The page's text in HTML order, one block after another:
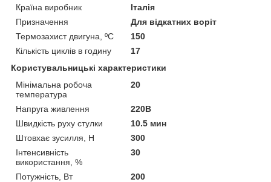
Країна виробник
Італія
Призначення
Для відкатних воріт
Термозахист двигуна, ºС
150
Кількість циклів в годину
17
Користувальницькі характеристики
Мінімальна робоча
температура
20
Напруга живлення
220В
Швидкість руху стулки
10.5 мин
Штовхає зусилля, Н
300
Інтенсивність
використання, %
30
Потужність, Вт 200